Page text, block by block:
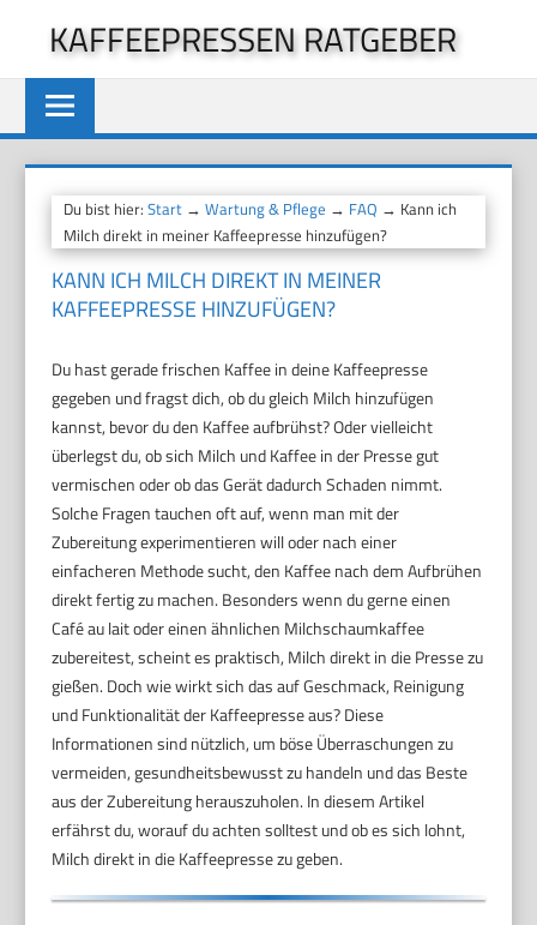
springen
KAFFEEPRESSEN RATGEBER
Du bist hier:Start →Wartung & Pflege → FAQ → Kann ich
Milch direkt in meiner Kaffeepresse hinzufügen?
KANN ICH MILCH DIREKT IN MEINER
KAFFEEPRESSE HINZUFÜGEN?
Du hast gerade frischen Kaffee in deine Kaffeepresse
gegeben und fragst dich, ob du gleich Milch hinzufügen
kannst, bevor du den Kaffee aufbrühst? Oder vielleicht
überlegst du, ob sich Milch und Kaffee in der Presse gut
vermischen oder ob das Gerät dadurch Schaden nimmt.
Solche Fragen tauchen oft auf, wenn man mit der
Zubereitung experimentieren will oder nach einer
einfacheren Methode sucht, den Kaffee nach dem Aufbrühen
direkt fertig zu machen. Besonders wenn du gerne einen
Café au lait oder einen ähnlichen Milchschaumkaffee
zubereitest, scheint es praktisch, Milch direkt in die Presse zu
gießen. Doch wie wirkt sich das auf Geschmack, Reinigung
und Funktionalität der Kaffeepresse aus? Diese
Informationen sind nützlich, um böse Überraschungen zu
vermeiden, gesundheitsbewusst zu handeln und das Beste
aus der Zubereitung herauszuholen. In diesem Artikel
erfährst du, worauf du achten solltest und ob es sich lohnt,
Milch direkt in die Kaffeepresse zu geben.